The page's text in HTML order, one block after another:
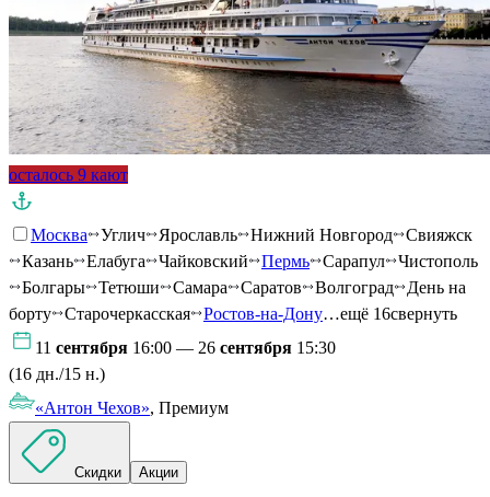
осталось 9 кают
Москва Углич Ярославль Нижний Новгород
Свияжск
Казань
Елабуга Чайковский Пермь Сарапул
Чистополь
Болгары
Тетюши Самара Саратов Волгоград
День на
борту
Старочеркасская Ростов-на-Дону…ещё 16свернуть
11 сентября 16:00 — 26 сентября 15:30
(16 дн./15 н.)
«Антон Чехов», Премиум
Скидки Акции